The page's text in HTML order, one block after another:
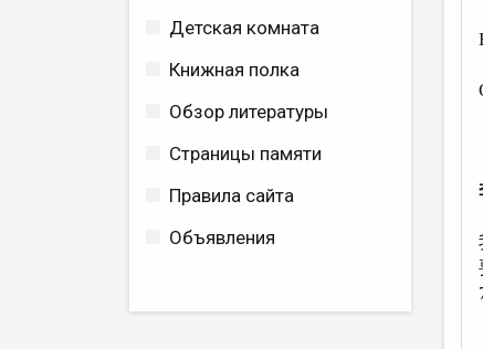
Детская комната
Книжная полка
Обзор литературы
Страницы памяти
Правила сайта
Объявления